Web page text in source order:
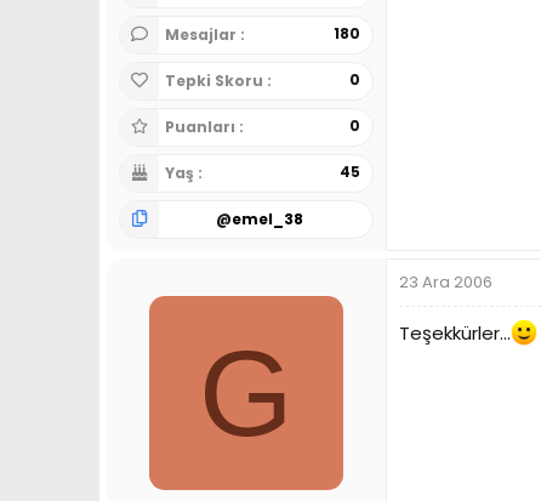
Mesajlar 180
Tepki Skoru 0
Puanları 0
Yaş 45
@emel_38
G
23 Ara 2006
Teşekkürler...